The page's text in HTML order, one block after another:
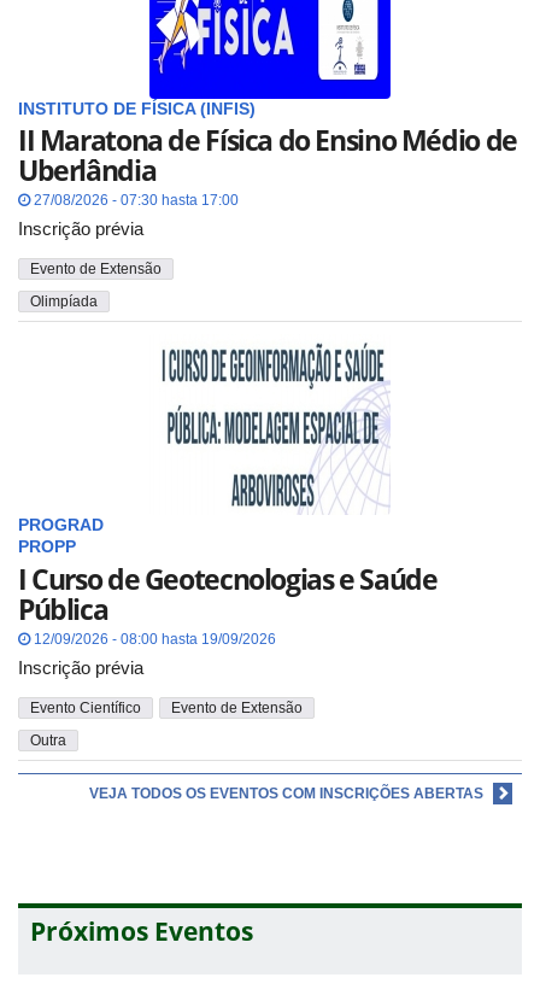
INSTITUTO DE FÍSICA (INFIS)
II Maratona de Física do Ensino Médio de
Uberlândia
27/08/2026 - 07:30 hasta 17:00
Inscrição prévia
Evento de Extensão
Olimpíada
PROGRAD
PROPP
I Curso de Geotecnologias e Saúde
Pública
12/09/2026 - 08:00 hasta 19/09/2026
Inscrição prévia
Evento Científico
Evento de Extensão
Outra
VEJA TODOS OS EVENTOS COM INSCRIÇÕES ABERTAS
Próximos Eventos